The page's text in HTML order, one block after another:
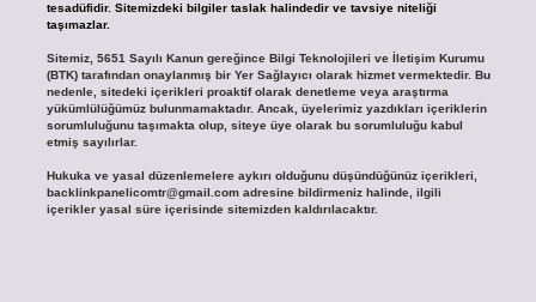
tesadüfidir. Sitemizdeki bilgiler taslak halindedir ve tavsiye niteliği
taşımazlar.
Sitemiz, 5651 Sayılı Kanun gereğince Bilgi Teknolojileri ve İletişim Kurumu
(BTK) tarafından onaylanmış bir Yer Sağlayıcı olarak hizmet vermektedir. Bu
nedenle, sitedeki içerikleri proaktif olarak denetleme veya araştırma
yükümlülüğümüz bulunmamaktadır. Ancak, üyelerimiz yazdıkları içeriklerin
sorumluluğunu taşımakta olup, siteye üye olarak bu sorumluluğu kabul
etmiş sayılırlar.
Hukuka ve yasal düzenlemelere aykırı olduğunu düşündüğünüz içerikleri,
backlinkpanelicomtr@gmail.comadresine bildirmeniz halinde, ilgili
içerikler yasal süre içerisinde sitemizden kaldırılacaktır.